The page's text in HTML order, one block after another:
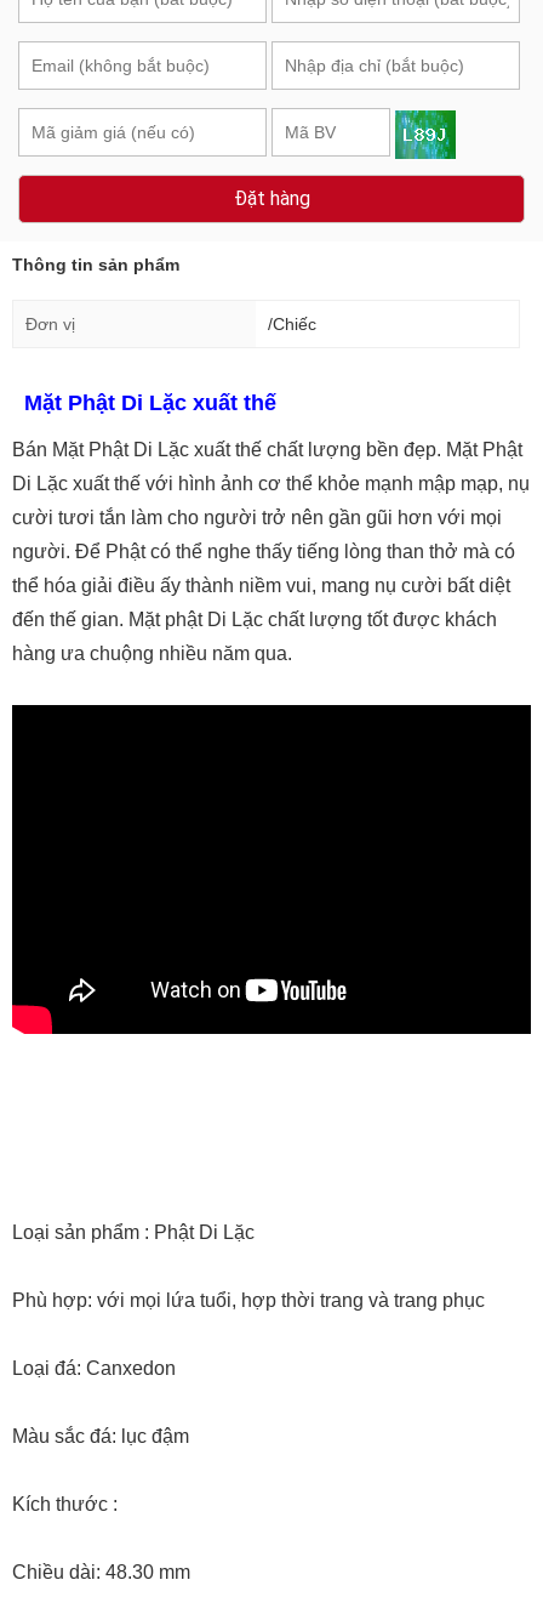
Đặt hàng
Thông tin sản phẩm
Đơn vị /Chiếc
Mặt Phật Di Lặc xuất thế
Bán Mặt Phật Di Lặc xuất thế chất lượng bền đẹp. Mặt Phật
Di Lặc xuất thế với hình ảnh cơ thể khỏe mạnh mập mạp, nụ
cười tươi tắn làm cho người trở nên gần gũi hơn với mọi
người. Để Phật có thể nghe thấy tiếng lòng than thở mà có
thể hóa giải điều ấy thành niềm vui, mang nụ cười bất diệt
đến thế gian. Mặt phật Di Lặc chất lượng tốt được khách
hàng ưa chuộng nhiều năm qua.
Loại sản phẩm : Phật Di Lặc
Phù hợp: với mọi lứa tuổi, hợp thời trang và trang phục
Loại đá: Canxedon
Màu sắc đá: lục đậm
Kích thước :
Chiều dài: 48.30 mm